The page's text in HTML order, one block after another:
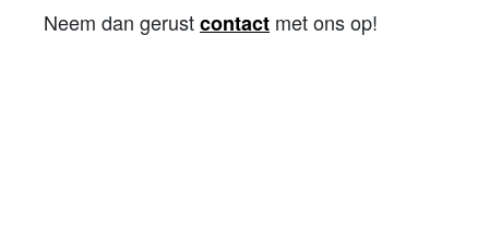
Neem dan gerustcontact met ons op!